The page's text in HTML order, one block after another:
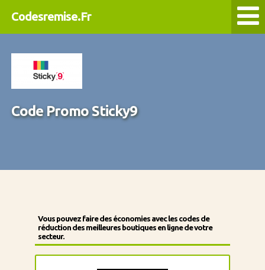
Codesremise.Fr
Code Promo Sticky9
Vous pouvez faire des économies avec les codes de
réduction des meilleures boutiques en ligne de votre
secteur.